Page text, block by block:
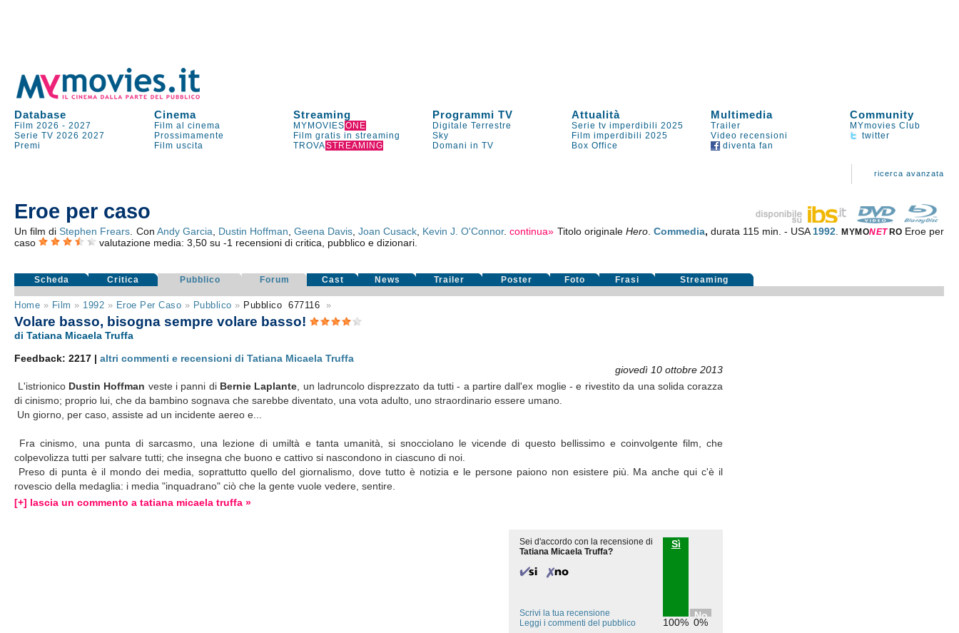
Database Cinema Streaming Programmi TV Attualità Multimedia Community
Film 2026 -2027 Film al cinema MYMOVIESONE Digitale Terrestre Serie tv imperdibili 2025 Trailer
MYmovies Club
Serie TV 2026 2027 Prossimamente Film gratis in streaming Sky Film imperdibili 2025 Video recensioni
twitter
Premi
Film uscita TROVASTREAMING Domani in TV Box Office diventa fan
ricerca avanzata
Eroe per caso
Un film diStephen Frears . Con Andy Garcia Dustin Hoffman Geena Davis ,Joan Cusack Kevin J. O'Connor.continua» Titolo originale Hero. Commedia, durata 115 min. - USA 1992 .MYMONET RO Eroe per
caso
valutazione media:3,50 su-1 recensioni di critica, pubblico e dizionari.
Scheda Critica Pubblico Forum Cast News Trailer Poster Foto Frasi Streaming
Home » Film » 1992 » Eroe Per Caso » Pubblico » Pubblico 677116 »
Volare basso, bisogna sempre volare basso!
di Tatiana Micaela Truffa
Feedback: 2217 |altri commenti e recensioni di Tatiana Micaela Truffa
giovedì 10 ottobre 2013
L'istrionico Dustin Hoffman veste i panni di Bernie Laplante , un ladruncolo disprezzato da tutti - a partire dall'ex moglie - e rivestito da una solida corazza
di cinismo; proprio lui, che da bambino sognava che sarebbe diventato, una vota adulto, uno straordinario essere umano.
Un giorno, per caso, assiste ad un incidente aereo e...
Fra cinismo, una punta di sarcasmo, una lezione di umiltà e tanta umanità, si snocciolano le vicende di questo bellissimo e coinvolgente film, che
colpevolizza tutti per salvare tutti; che insegna che buono e cattivo si nascondono in ciascuno di noi.
Preso di punta è il mondo dei media, soprattutto quello del giornalismo, dove tutto è notizia e le persone paiono non esistere più. Ma anche qui c'è il
rovescio della medaglia: i media "inquadrano" ciò che la gente vuole vedere, sentire.
[+] lascia un commento a tatiana micaela truffa »
Sei d'accordo con la recensione di
Tatiana Micaela Truffa?
Sì
100%
No
0%
Scrivi la tua recensione
Leggi i commenti del pubblico